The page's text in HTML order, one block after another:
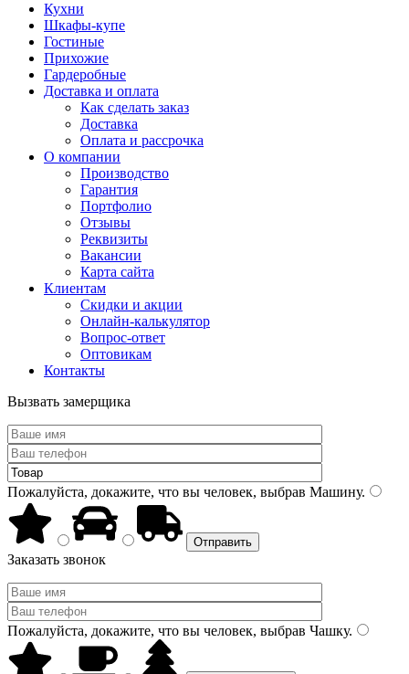
Кухни
Шкафы-купе
Гостиные
Прихожие
Гардеробные
Доставка и оплата
Как сделать заказ
Доставка
Оплата и рассрочка
О компании
Производство
Гарантия
Портфолио
Отзывы
Реквизиты
Вакансии
Карта сайта
Клиентам
Скидки и акции
Онлайн-калькулятор
Вопрос-ответ
Оптовикам
Контакты
Вызвать замерщика
Пожалуйста, докажите, что вы человек, выбрав Машину.
Заказать звонок
Пожалуйста, докажите, что вы человек, выбрав Чашку.